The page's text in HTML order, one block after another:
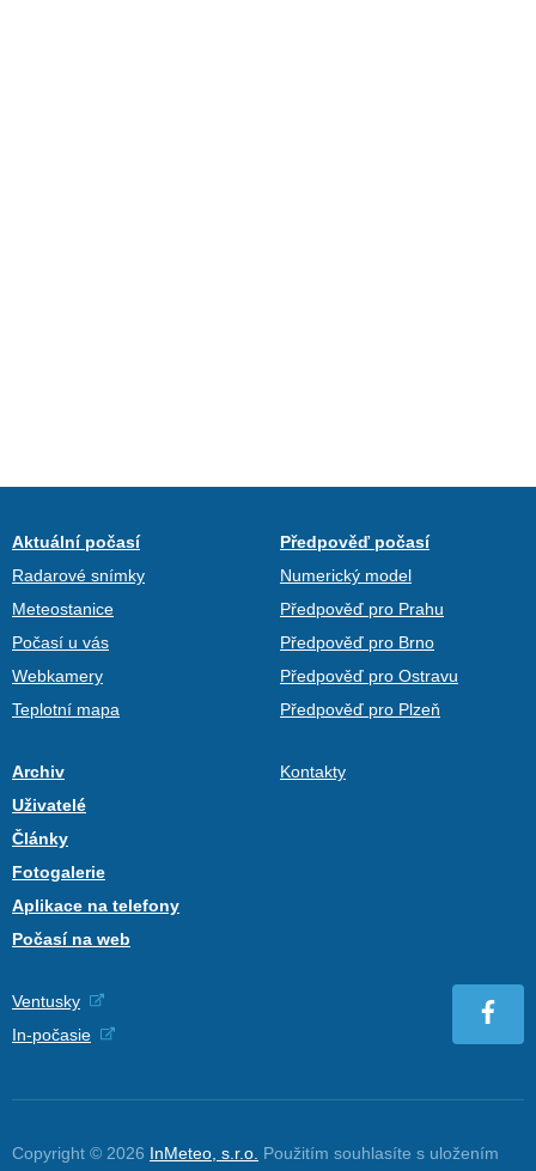
Aktuální počasí
Radarové snímky
Meteostanice
Počasí u vás
Webkamery
Teplotní mapa
Předpověď počasí
Numerický model
Předpověď pro Prahu
Předpověď pro Brno
Předpověď pro Ostravu
Předpověď pro Plzeň
Archiv
Uživatelé
Články
Fotogalerie
Aplikace na telefony
Počasí na web
Kontakty
Ventusky
In-počasie
Copyright © 2026 InMeteo, s.r.o. Použitím souhlasíte s uložením